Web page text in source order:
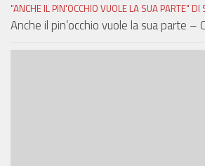
"ANCHE IL PIN'OCCHIO VUOLE LA SUA PARTE" DI
Anche il pin’occhio vuole la sua parte –